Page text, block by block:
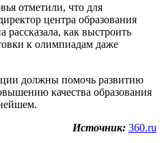
отметили, что для
центра образования
как выстроить
к олимпиадам даже
должны помочь развитию
качества образования
Источник: 360.ru